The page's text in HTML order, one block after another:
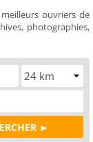
ouvriers de
photographies,